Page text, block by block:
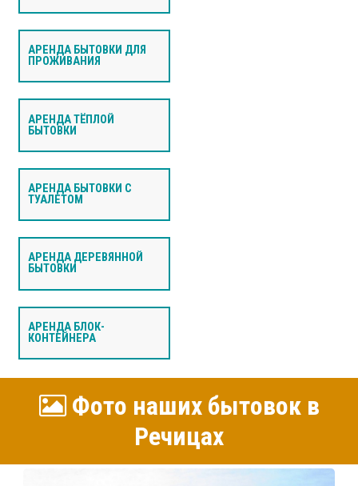
АРЕНДА БЫТОВКИ ДЛЯ
ПРОЖИВАНИЯ
АРЕНДА ТЁПЛОЙ
БЫТОВКИ
АРЕНДА БЫТОВКИ С
ТУАЛЕТОМ
АРЕНДА ДЕРЕВЯННОЙ
БЫТОВКИ
АРЕНДА БЛОК-
КОНТЕЙНЕРА
Фото наших бытовок в
Речицах